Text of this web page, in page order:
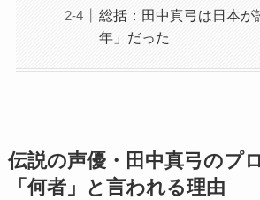
総括：田中真弓は日本が
年」だった
伝説の声優・田中真弓のプ
「何者」と言われる理由